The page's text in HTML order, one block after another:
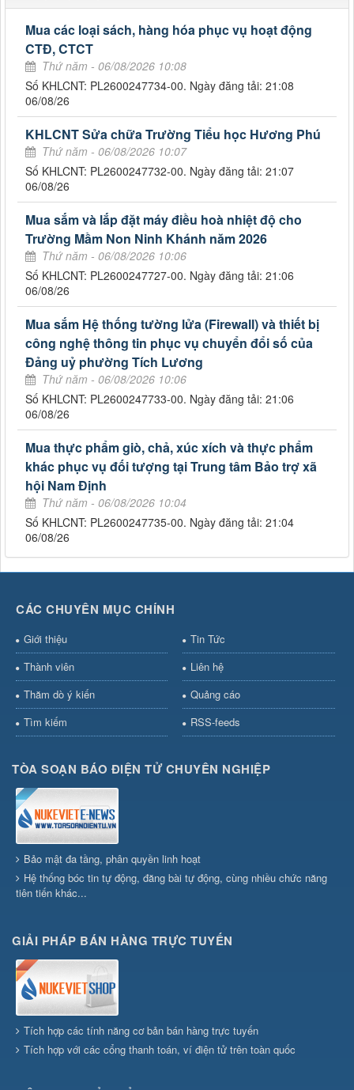
Mua các loại sách, hàng hóa phục vụ hoạt động
CTĐ, CTCT
Thứ năm - 06/08/2026 10:08
Số KHLCNT: PL2600247734-00. Ngày đăng tải: 21:08
06/08/26
KHLCNT Sửa chữa Trường Tiểu học Hương Phú
Thứ năm - 06/08/2026 10:07
Số KHLCNT: PL2600247732-00. Ngày đăng tải: 21:07
06/08/26
Mua sắm và lắp đặt máy điều hoà nhiệt độ cho
Trường Mầm Non Ninh Khánh năm 2026
Thứ năm - 06/08/2026 10:06
Số KHLCNT: PL2600247727-00. Ngày đăng tải: 21:06
06/08/26
Mua sắm Hệ thống tường lửa (Firewall) và thiết bị
công nghệ thông tin phục vụ chuyển đổi số của
Đảng uỷ phường Tích Lương
Thứ năm - 06/08/2026 10:06
Số KHLCNT: PL2600247733-00. Ngày đăng tải: 21:06
06/08/26
Mua thực phẩm giò, chả, xúc xích và thực phẩm
khác phục vụ đối tượng tại Trung tâm Bảo trợ xã
hội Nam Định
Thứ năm - 06/08/2026 10:04
Số KHLCNT: PL2600247735-00. Ngày đăng tải: 21:04
06/08/26
CÁC CHUYÊN MỤC CHÍNH
Giới thiệu
Tin Tức
Thành viên
Liên hệ
Thăm dò ý kiến
Quảng cáo
Tìm kiếm
RSS-feeds
TÒA SOẠN BÁO ĐIỆN TỬ CHUYÊN NGHIỆP
Bảo mật đa tầng, phân quyền linh hoạt
Hệ thống bóc tin tự động, đăng bài tự động, cùng nhiều chức năng
tiên tiến khác...
GIẢI PHÁP BÁN HÀNG TRỰC TUYẾN
Tích hợp các tính năng cơ bản bán hàng trực tuyến
Tích hợp với các cổng thanh toán, ví điện tử trên toàn quốc